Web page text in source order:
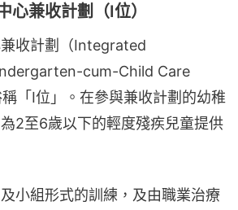
心兼收計劃（I位）
收計劃（Integrated
cum-Child Care
「I位」。在參與兼收計劃的幼稚
2至6歲以下的輕度殘疾兒童提供
小組形式的訓練，及由職業治療